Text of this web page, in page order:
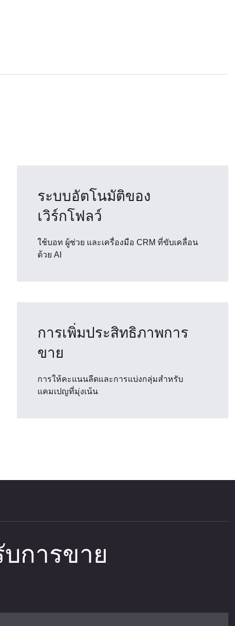
ระบบอัตโนมัติของ
เวิร์กโฟลว์
ใช้บอท ผู้ช่วย และเครื่องมือ CRM ที่ขับเคลื่อน
ด้วย AI
การเพิ่มประสิทธิภาพการ
ขาย
การให้คะแนนลีดและการแบ่งกลุ่มสำหรับ
แคมเปญที่มุ่งเน้น
การขาย